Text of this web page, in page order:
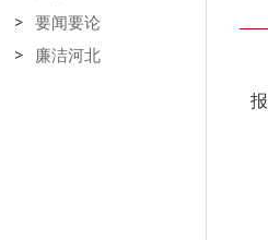
要闻要论
廉洁河北